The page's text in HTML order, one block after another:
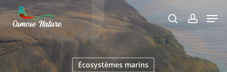
Skip
main
content
searchaccount
Écosystèmes marins
Menu